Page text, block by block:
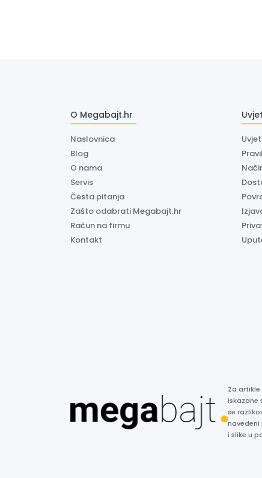
O Megabajt.hr
Naslovnica
Blog
O nama
Servis
Česta pitanja
Zašto odabrati Megabajt.hr
Račun na firmu
Kontakt
Za
iskazane
se
i slike u